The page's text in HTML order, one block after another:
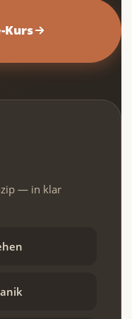
— in klar